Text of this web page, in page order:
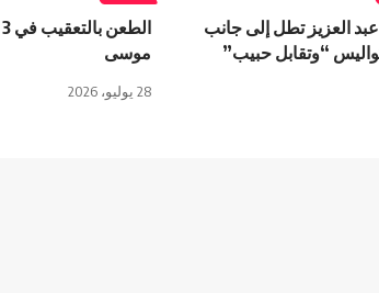
عبد العزيز تطل إلى جانب
“وتقابل حبيب”
موسى
28 يوليو، 2026